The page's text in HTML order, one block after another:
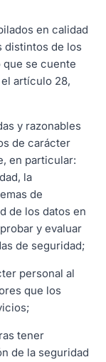
en calidad
distintos de los
se cuente
artículo 28,
y razonables
de carácter
en particular:
la
de
de los datos en
y evaluar
de seguridad;
personal al
que los
tener
de la seguridad